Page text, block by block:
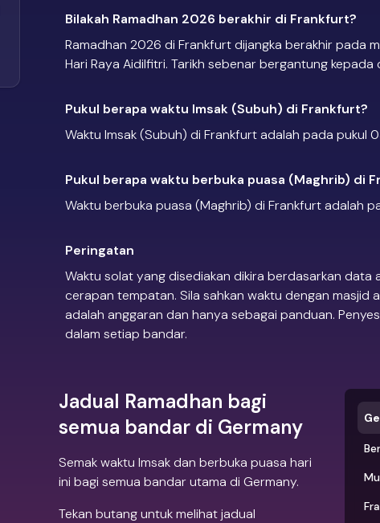
Bilakah Ramadhan 2026 berakhir di Frankfurt?
Ramadhan 2026 di Frankfurt dijangka berakhir pada
Hari Raya Aidilfitri. Tarikh sebenar bergantung kepada
Pukul berapa waktu Imsak (Subuh) di Frankfurt?
Waktu Imsak (Subuh) di Frankfurt adalah pada pukul
Pukul berapa waktu berbuka puasa (Maghrib) di
Waktu berbuka puasa (Maghrib) di Frankfurt adalah
Peringatan
Waktu solat yang disediakan dikira berdasarkan
cerapan tempatan. Sila sahkan waktu dengan masjid
adalah anggaran dan hanya sebagai panduan.
dalam setiap bandar.
Jadual Ramadhan bagi
semua bandar di Germany
Semak waktu Imsak dan berbuka puasa hari
ini bagi semua bandar utama di Germany.
Tekan butang untuk melihat jadual